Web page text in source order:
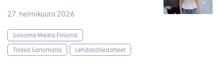
27. helmikuuta 2026
Sanoma Media Finland
Töissä Sanomalla
Lehdistötiedotteet